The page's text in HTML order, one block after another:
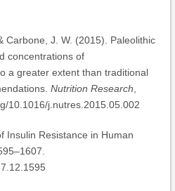
Carbone, J. W. (2015). Paleolithic
concentrations of
a greater extent than traditional
Nutrition Research
10.1016/j.nutres.2015.05.002
Insulin Resistance in Human